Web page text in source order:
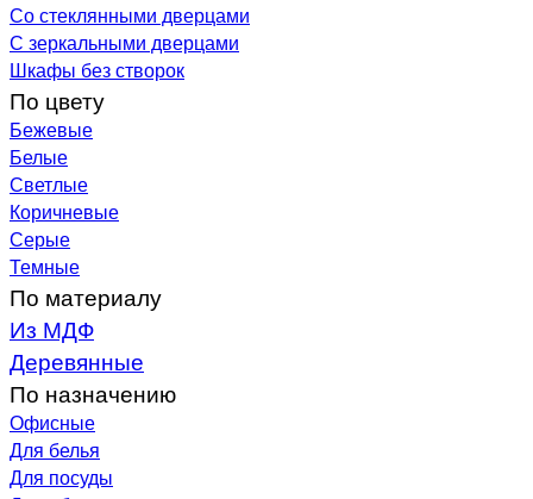
Со стеклянными дверцами
С зеркальными дверцами
Шкафы без створок
По цвету
Бежевые
Белые
Светлые
Коричневые
Серые
Темные
По материалу
Из МДФ
Деревянные
По назначению
Офисные
Для белья
Для посуды